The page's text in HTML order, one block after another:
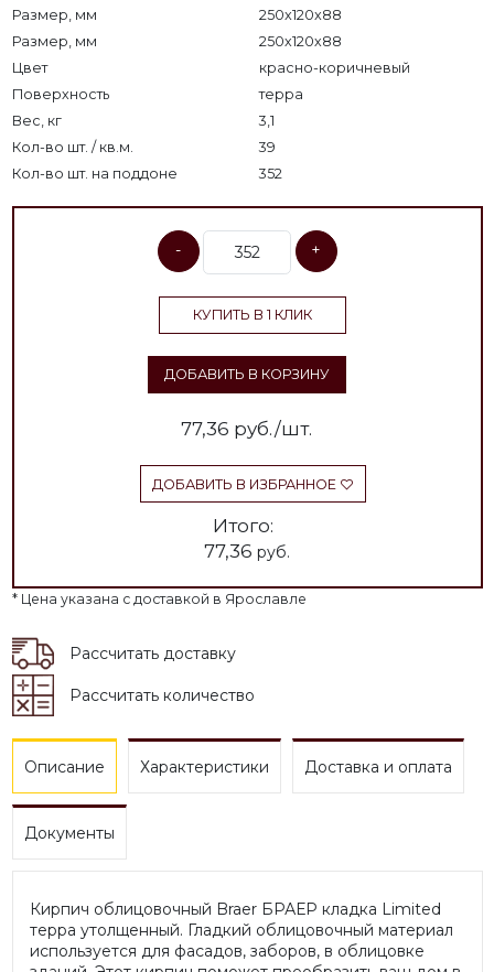
Размер, мм
250x120x88
Размер, мм
250х120х88
Цвет
красно-коричневый
Поверхность
терра
Вес, кг
3,1
Кол-во шт. / кв.м.
39
Кол-во шт. на поддоне
352
- +
КУПИТЬ В 1 КЛИК
ДОБАВИТЬ В КОРЗИНУ
77,36 руб./шт.
ДОБАВИТЬ В ИЗБРАННОЕ
Итого:
77,36 руб.
* Цена указана с доставкой в Ярославле
Рассчитать доставку
Рассчитать количество
Описание Характеристики Доставка и оплата
Документы
Кирпич облицовочный Braer БРАЕР кладка Limited
терра утолщенный. Гладкий облицовочный материал
используется для фасадов, заборов, в облицовке